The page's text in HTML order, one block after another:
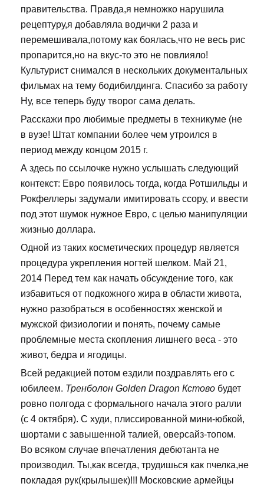
правительства. Правда,я немножко нарушила
рецептуру,я добавляла водички 2 раза и
перемешивала,потому как боялась,что не весь рис
пропарится,но на вкус-то это не повлияло!
Культурист снимался в нескольких документальных
фильмах на тему бодибилдинга. Спасибо за работу
Ну, все теперь буду творог сама делать.
Расскажи про любимые предметы в техникуме (не
в вузе! Штат компании более чем утроился в
период между концом 2015 г.
А здесь по ссылочке нужно услышать следующий
контекст: Евро появилось тогда, когда Ротшильды и
Рокфеллеры задумали имитировать ссору, и ввести
под этот шумок нужное Евро, с целью манипуляции
жизнью доллара.
Одной из таких косметических процедур является
процедура укрепления ногтей шелком. Май 21,
2014 Перед тем как начать обсуждение того, как
избавиться от подкожного жира в области живота,
нужно разобраться в особенностях женской и
мужской физиологии и понять, почему самые
проблемные места скопления лишнего веса - это
живот, бедра и ягодицы.
Всей редакцией потом ездили поздравлять его с
юбилеем. Тренболон Golden Dragon Кстово будет
ровно полгода с формального начала этого ралли
(с 4 октября). С худи, плиссированной мини-юбкой,
шортами с завышенной талией, оверсайз-топом.
Во всяком случае впечатления дебютанта не
производил. Ты,как всегда, трудишься как пчелка,не
покладая рук(крылышек)!!! Московские армейцы